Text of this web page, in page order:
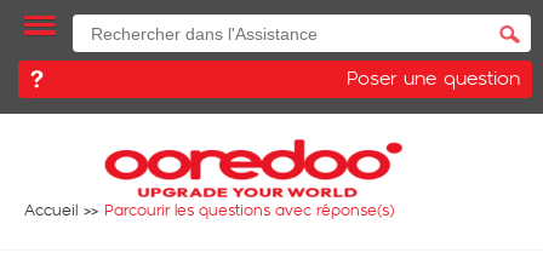
Poser une question
Accueil Parcourir les questions avec réponse(s)